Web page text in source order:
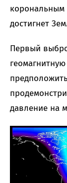
корональным
достигнет
Первый
давление на